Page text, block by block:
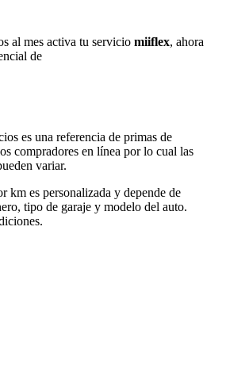
al mes activa tu servicio miiflex, ahora
de
es una referencia de primas de
compradores en línea por lo cual las
variar.
km es personalizada y depende de
tipo de garaje y modelo del auto.